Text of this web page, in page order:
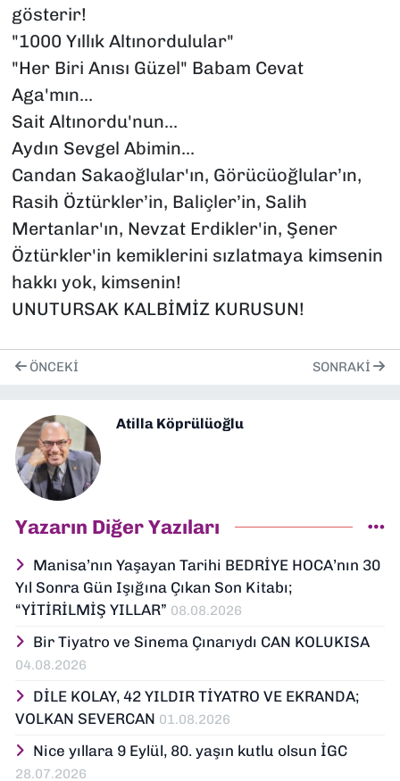
gösterir!
"1000 Yıllık Altınordulular"
"Her Biri Anısı Güzel" Babam Cevat
Aga'mın...
Sait Altınordu'nun...
Aydın Sevgel Abimin...
Candan Sakaoğlular'ın, Görücüoğlular’ın,
Rasih Öztürkler’in, Baliçler’in, Salih
Mertanlar'ın, Nevzat Erdikler'in, Şener
Öztürkler'in kemiklerini sızlatmaya kimsenin
hakkı yok, kimsenin!
UNUTURSAK KALBİMİZ KURUSUN!
ÖNCEKI SONRAKI
Atilla Köprülüoğlu
Yazarın Diğer Yazıları
Manisa’nın Yaşayan Tarihi BEDRİYE HOCA’nın 30
Yıl Sonra Gün Işığına Çıkan Son Kitabı;
“YİTİRİLMİŞ YILLAR” 08.08.2026
Bir Tiyatro ve Sinema Çınarıydı CAN KOLUKISA
04.08.2026
DİLE KOLAY, 42 YILDIR TİYATRO VE EKRANDA;
VOLKAN SEVERCAN 01.08.2026
Nice yıllara 9 Eylül, 80. yaşın kutlu olsun İGC
28.07.2026